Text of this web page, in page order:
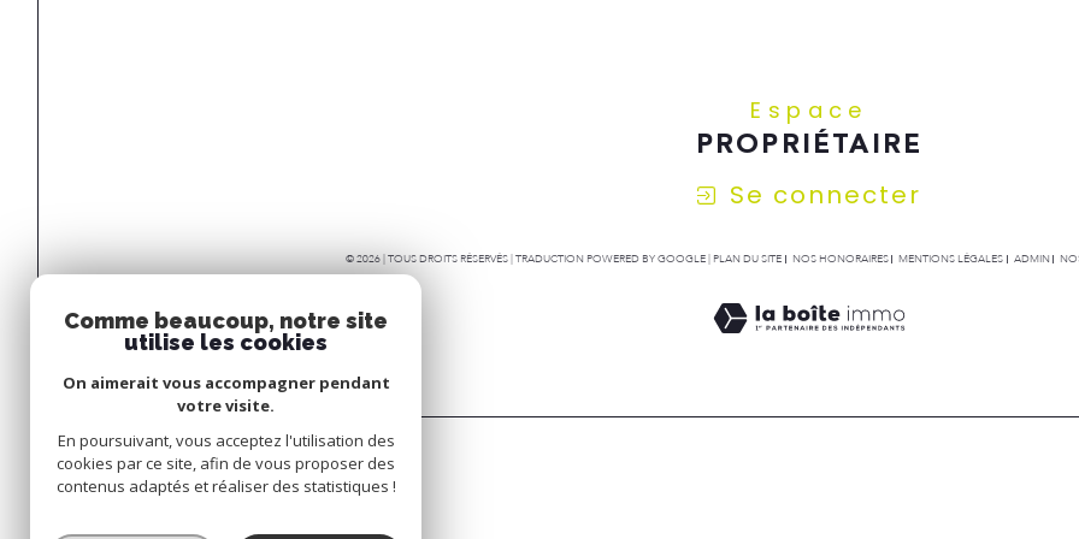
Espace
PROPRIÉTAIRE
Se connecter
© 2026 | TOUS DROITS RÉSERVÉS | TRADUCTION POWERED BY GOOGLE | PLAN DU SITE NOS HONORAIRES MENTIONS LÉGALES ADMIN
Comme beaucoup, notre site
utilise les cookies
On aimerait vous accompagner pendant
votre visite.
En poursuivant, vous acceptez l'utilisation des
cookies par ce site, afin de vous proposer des
contenus adaptés et réaliser des statistiques !